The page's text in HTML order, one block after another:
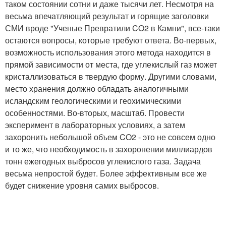
таком состоянии сотни и даже тысячи лет. Несмотря на
весьма впечатляющий результат и горящие заголовки
СМИ вроде "Ученые Превратили CO2 в Камни", все-таки
остаются вопросы, которые требуют ответа. Во-первых,
возможность использования этого метода находится в
прямой зависимости от места, где углекислый газ может
кристаллизоваться в твердую форму. Другими словами,
место хранения должно обладать аналогичными
исландским геологическими и геохимическими
особенностями. Во-вторых, масштаб. Провести
эксперимент в лабораторных условиях, а затем
захоронить небольшой объем CO2 - это не совсем одно
и то же, что необходимость в захоронении миллиардов
тонн ежегодных выбросов углекислого газа. Задача
весьма непростой будет. Более эффективным все же
будет снижение уровня самих выбросов.